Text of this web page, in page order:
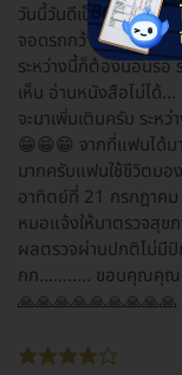
วันนี้วันดี​เป็นวันศุกร์ท
จอดรถกว้างขวาง​ ว่าง
ระหว่างนี้ก็ต้องนอนร
เห็น​ อ่านหนังสือไม่ได้
จะมาเพิ่มเติมครับ ระ
😁😁😁 จากที่แฟนได้ม
มากครับแฟนใช้​ชีวิตมอ
อาทิตย์​ที่​ 21​ กรกฎาค
หมอแจ้งให้มาตรวจสุข
ผลตรวจ​ผ่านปกติไม่มี
กก........... ขอบคุณ​คุณ​
🙏🙏🙏🙏🙏🙏🙏🙏🙏